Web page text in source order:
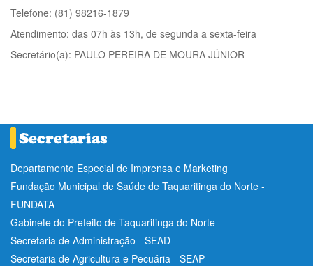
Telefone: (81) 98216-1879
Atendimento: das 07h às 13h, de segunda a sexta-feira
Secretário(a): PAULO PEREIRA DE MOURA JÚNIOR
Departamento Especial de Imprensa e Marketing
Fundação Municipal de Saúde de Taquaritinga do Norte -
FUNDATA
Gabinete do Prefeito de Taquaritinga do Norte
Secretaria de Administração - SEAD
Secretaria de Agricultura e Pecuária - SEAP